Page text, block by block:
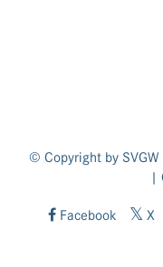
© Copyright by SVGW
|
Facebook X